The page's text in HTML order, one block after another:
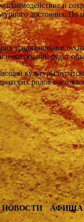
и
достояния. По
традиционные
и состязаний будут
культуры
родов
НОВОСТИ АФИША